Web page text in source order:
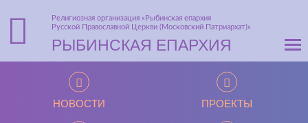
Религиозная организация «Рыбинская епархия
Русской Православной Церкви (Московский Патриархат)»
РЫБИНСКАЯ ЕПАРХИЯ
НОВОСТИ ПРОЕКТЫ